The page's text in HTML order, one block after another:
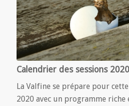
Calendrier des sessions
La Valfine se prépare pour
2020 avec un programme riche